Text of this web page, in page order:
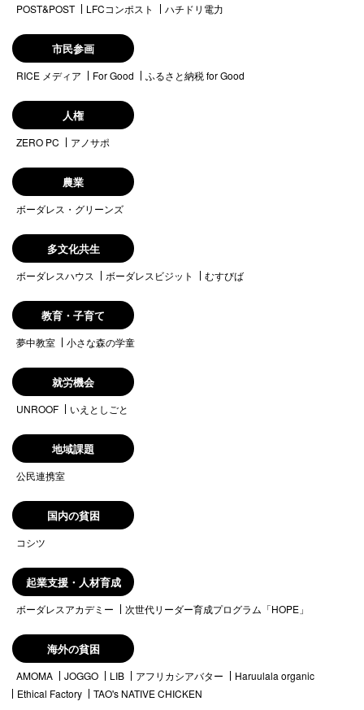
POST&POST LFCコンポスト ハチドリ電力
市民参画
RICE メディア For Good ふるさと納税 for Good
人権
ZERO PC アノサポ
農業
ボーダレス・グリーンズ
多文化共生
ボーダレスハウス ボーダレスビジット むすびば
教育・子育て
夢中教室 小さな森の学童
就労機会
UNROOF いえとしごと
地域課題
公民連携室
国内の貧困
コシツ
起業支援・人材育成
ボーダレスアカデミー 次世代リーダー育成プログラム「HOPE」
海外の貧困
AMOMA JOGGO LIB アフリカシアバター
Haruulala organic
Ethical Factory
TAO's NATIVE CHICKEN